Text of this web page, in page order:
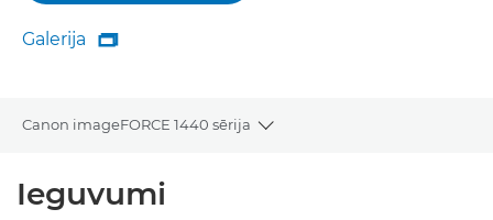
Galerija
Galerija

Canon imageFORCE 1440 sērija
Toggle breadcrumbs
Ieguvumi